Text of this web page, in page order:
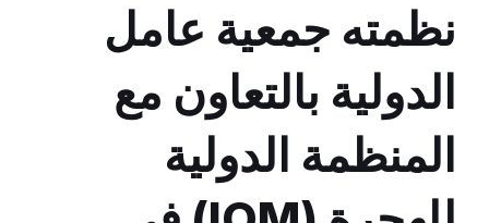
نظمته جمعية عامل
الدولية بالتعاون مع
المنظمة الدولية